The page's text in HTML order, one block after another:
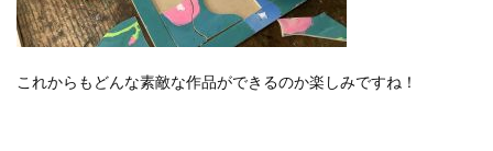
これからもどんな素敵な作品ができるのか楽しみですね！